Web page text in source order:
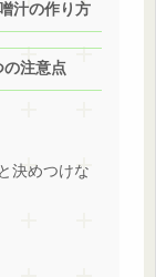
汁の作り方
の注意点
決めつけな